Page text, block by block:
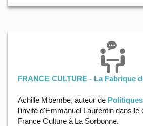
FRANCE CULTURE - La Fabrique
Achille Mbembe, auteur de
l'invité d'Emmanuel Laurentin dans le
France Culture à La Sorbonne.